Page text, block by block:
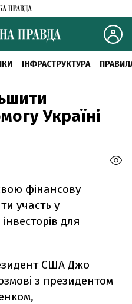
ІНФРАСТРУКТУРА
Україні
фінансову
участь у
для
США Джо
з президентом